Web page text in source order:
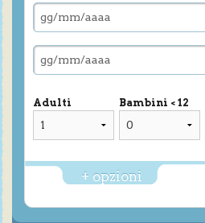
Adulti Bambini < 12
+ opzioni